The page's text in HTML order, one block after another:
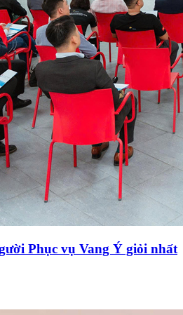
Phục vụ Vang Ý giỏi nhất